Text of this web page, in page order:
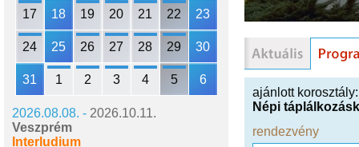
17 18 19 20 21 22 23
24 25 26 27 28 29 30
31 1 2 3 4 5 6
2026.08.08. - 2026.10.11.
Veszprém
Interludium
ajánlott
Népi
rendezvény